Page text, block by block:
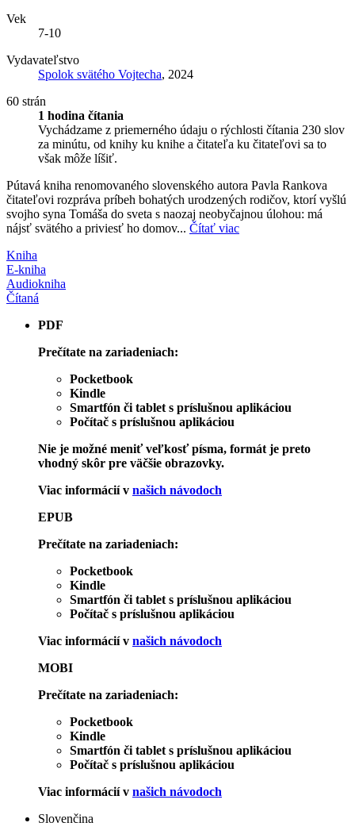
Vek
7-10
Vydavateľstvo
Spolok svätého Vojtecha, 2024
60 strán
1 hodina čítania
Vychádzame z priemerného údaju o rýchlosti čítania 230 slov
za minútu, od knihy ku knihe a čitateľa ku čitateľovi sa to
však môže líšiť.
Pútavá kniha renomovaného slovenského autora Pavla Rankova
čitateľovi rozpráva príbeh bohatých urodzených rodičov, ktorí vyšlú
svojho syna Tomáša do sveta s naozaj neobyčajnou úlohou: má
nájsť svätého a priviesť ho domov... Čítať viac
Kniha
E-kniha
Audiokniha
Čítaná
PDF
Prečítate na zariadeniach:
Pocketbook
Kindle
Smartfón či tablet s príslušnou aplikáciou
Počítač s príslušnou aplikáciou
Nie je možné meniť veľkosť písma, formát je preto
vhodný skôr pre väčšie obrazovky.
Viac informácií v našich návodoch
EPUB
Prečítate na zariadeniach:
Pocketbook
Kindle
Smartfón či tablet s príslušnou aplikáciou
Počítač s príslušnou aplikáciou
Viac informácií v našich návodoch
MOBI
Prečítate na zariadeniach:
Pocketbook
Kindle
Smartfón či tablet s príslušnou aplikáciou
Počítač s príslušnou aplikáciou
Viac informácií v našich návodoch
Slovenčina